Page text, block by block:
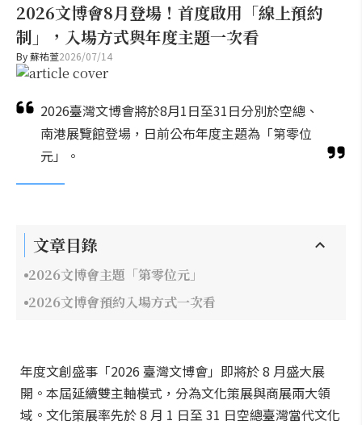
2026文博會8月登場！首度啟用「線上預約
制」，入場方式與年度主題一次看
By蘇祐萱2026/07/14
2026臺灣文博會將於8月1日至31日分別於空總、
南港展覽館登場，日前公布年度主題為「第零位
元」。
文章目錄
2026文博會主題「第零位元」
2026文博會預約入場方式一次看
年度文創盛事「2026 臺灣文博會」即將於 8 月盛大展
開。本屆延續雙主軸模式，分為文化策展與商展兩大領
域。文化策展率先於 8 月 1 日至 31 日空總臺灣當代文化